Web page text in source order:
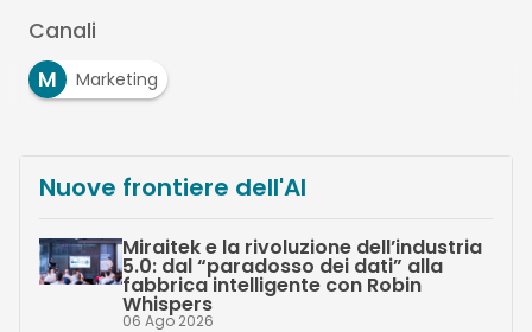
Canali
M
Marketing
Nuove frontiere dell'AI
Miraitek e la rivoluzione dell’industria
5.0: dal “paradosso dei dati” alla
fabbrica intelligente con Robin
Whispers
06 Ago 2026